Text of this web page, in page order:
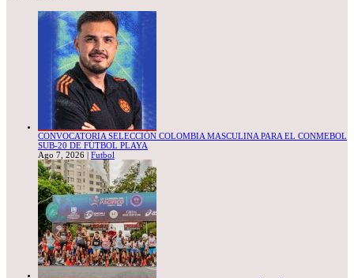
CONVOCATORIA SELECCIÓN COLOMBIA MASCULINA PARA EL CONMEBOL
SUB-20 DE FÚTBOL PLAYA
Ago 7, 2026 | Futbol